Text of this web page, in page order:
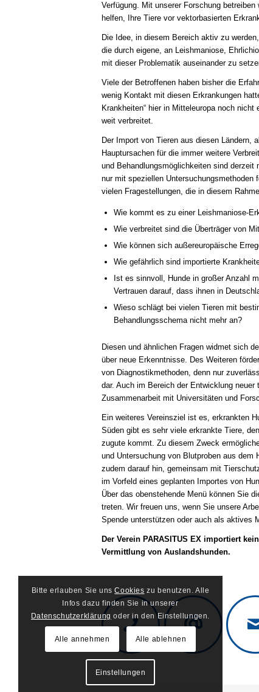
Verfügung. Mit unserer Forschung
helfen, Ihre Tiere vor vektorbasierten
Die Idee, in diesem Bereich aktiv zu
die durch eigene, an Leishmaniose,
mit dieser Problematik auseinander zu
Viele der Betroffenen haben bisher die
wenig Kontakt mit diesen Erkrankungen
Krankheiten“ hier in Mitteleuropa noch
weit verbreitet.
Der Import von Tieren aus diesen Ländern,
Hauptursachen für die immer weitere
und Behandlungsmöglichkeiten sind
nur mit speziellen
vielen Fragestellungen, die in diesem
Wie kommt es zu einer Leishmaniose-
Wie verbreitet sind die Überträger von
Wie können sich außereuropäische
Wie gefährlich sind importierte
Ist es sinnvoll, Hunde in großer Anzahl
Vertrauen darauf, dass ihnen in
Wieso schlägt bei vielen Tieren mit
Behandlungsschema nicht mehr an?
Diesen und ähnlichen Fragen widmet sich
über neue Erkenntnisse. Des Weiteren
von Diagnostikmethoden, denn nur
dar. Auch im Bereich der Entwicklung
Zusammenarbeit mit Universitäten und
Ein weiteres Vereinsziel ist es, erkrankten
Süden gibt es sehr viele erkrankte Tiere,
zugute kommt. Zu diesem Zweck
und Untersuchung von Blutproben aus
zudem darauf hin, gemeinsam mit
im Vorfeld eines geplanten Importes von
Über das obenstehende Menü können Sie
treten. Wir freuen uns, wenn Sie unsere
Spende unterstützen oder auch als aktives
Der Verein PARASITUS EX importiert
Vermittlung von Auslandshunden.
Bitte erlauben Sie unsCookies zu benutzen. Alle
Infos dazu finden Sie in unserer
Datenschutzerklärung oder in den Einstellungen.
Alle annehmen Alle ablehnen
Einstellungen